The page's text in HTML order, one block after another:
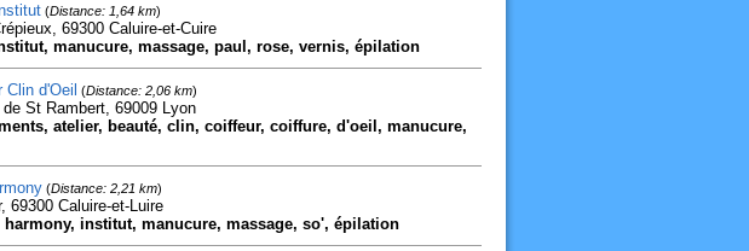
(Distance: 1,64 km)
69300 Caluire-et-Cuire
manucure, massage, paul, rose, vernis, épilation
d'Oeil (Distance: 2,06 km)
St Rambert, 69009 Lyon
atelier, beauté, clin, coiffeur, coiffure, d'oeil, manucure,
(Distance: 2,21 km)
69300 Caluire-et-Luire
harmony, institut, manucure, massage, so', épilation